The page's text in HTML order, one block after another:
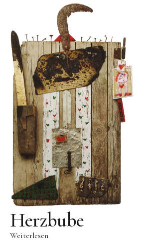
Gießerei Rom
Blau-Miau
Der verträumte König
Rastender Narr
Der Sprung
Wolkenpelztier
Gießerei Volvera/Turin
Papagena
Vita
Herzbube
Weiterlesen